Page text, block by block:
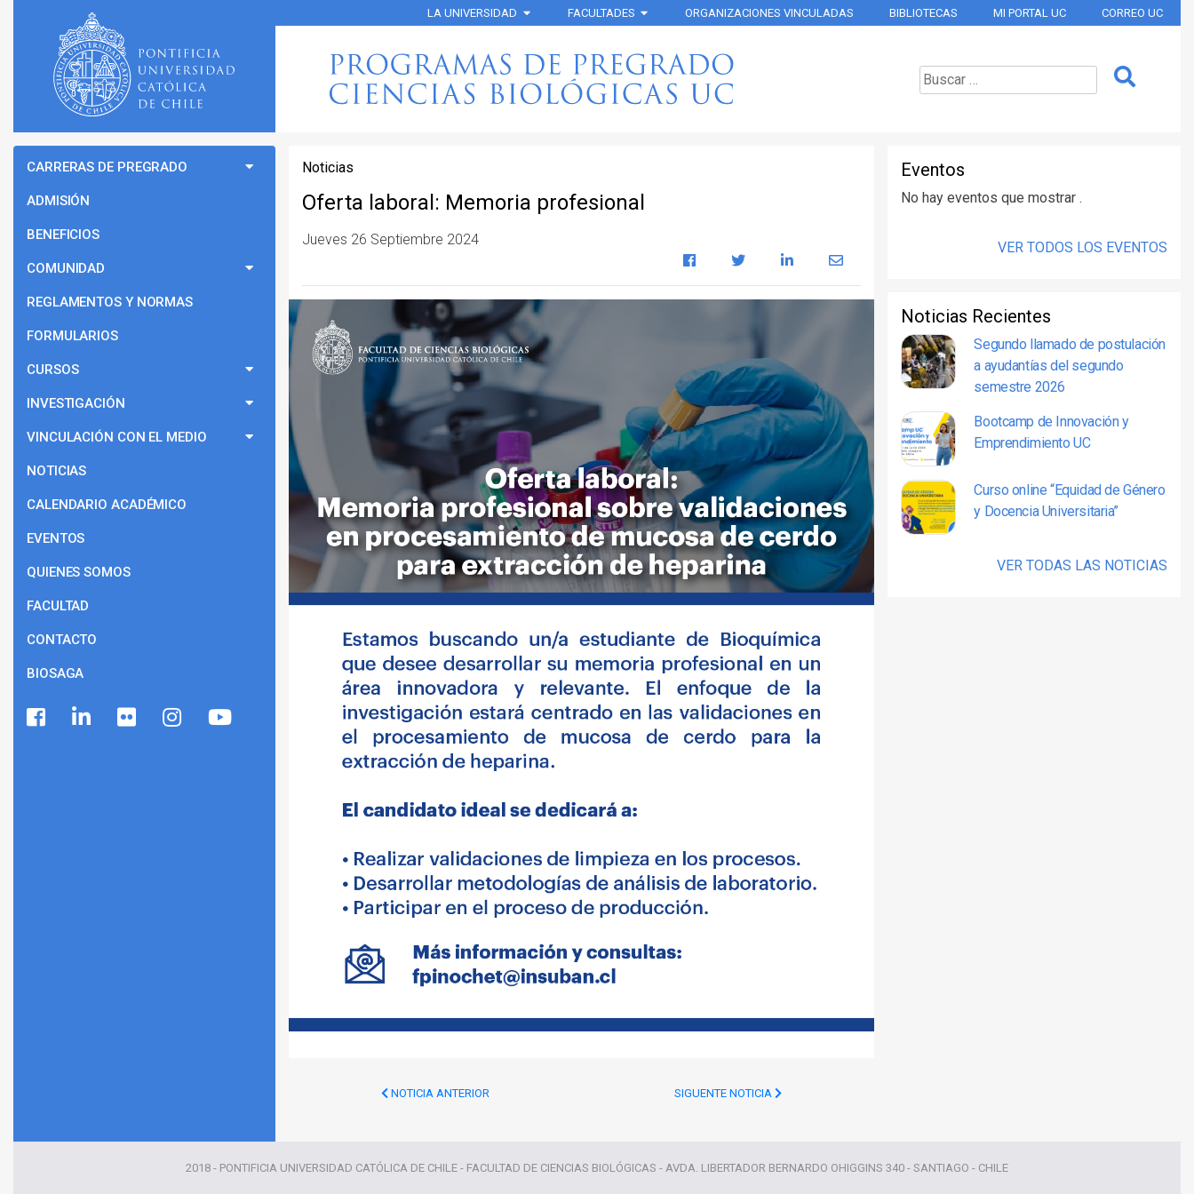
LA UNIVERSIDAD FACULTADES ORGANIZACIONES VINCULADAS BIBLIOTECAS MI PORTAL UC CORREO UC
Noticias
Oferta laboral: Memoria profesional
Jueves 26 Septiembre 2024
NOTICIA ANTERIOR SIGUENTE NOTICIA
CARRERAS DE PREGRADO
ADMISIÓN
BENEFICIOS
COMUNIDAD
REGLAMENTOS Y NORMAS
FORMULARIOS
CURSOS
INVESTIGACIÓN
VINCULACIÓN CON EL MEDIO
NOTICIAS
CALENDARIO ACADÉMICO
EVENTOS
QUIENES SOMOS
FACULTAD
CONTACTO
BIOSAGA
Eventos
No hay eventos que mostrar .
VER TODOS LOS EVENTOS
Noticias Recientes
Segundo llamado de postulación
a ayudantías del segundo
semestre 2026
Bootcamp de Innovación y
Emprendimiento UC
Curso online “Equidad de Género
y Docencia Universitaria”
VER TODAS LAS NOTICIAS
2018 - PONTIFICIA UNIVERSIDAD CATÓLICA DE CHILE - FACULTAD DE CIENCIAS BIOLÓGICAS - AVDA. LIBERTADOR BERNARDO OHIGGINS 340 - SANTIAGO - CHILE